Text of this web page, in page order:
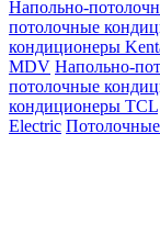
Напольно-
потолочные
кондиционеры
MDV Напольно-
потолочные
кондиционеры TCL
Electric